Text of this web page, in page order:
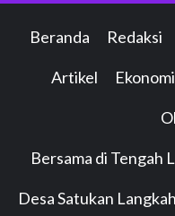
Beranda Redaksi
Artikel Ekonomi
Bersama di Tengah
Desa Satukan